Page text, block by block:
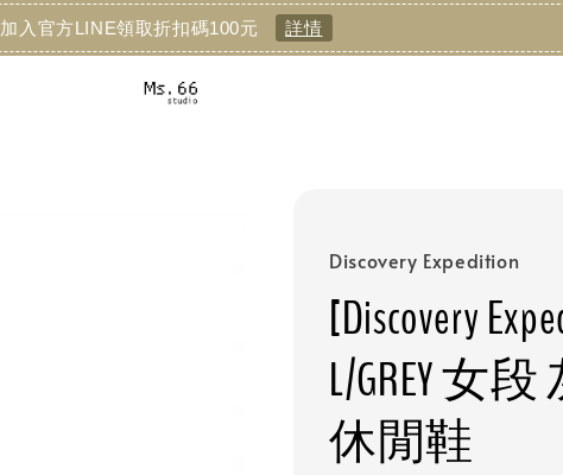
加入官方LINE領取折扣碼100元 詳情
Discovery Expedition
[Discovery
L/GREY 女
休閒鞋